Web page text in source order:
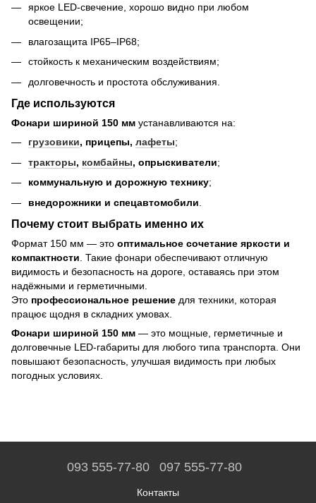
яркое LED-свечение, хорошо видно при любом
освещении;
влагозащита IP65–IP68;
стойкость к механическим воздействиям;
долговечность и простота обслуживания.
Где используются
Фонари шириной 150 мм устанавливаются на:
грузовики, прицепы, лафеты;
тракторы, комбайны, опрыскиватели;
коммунальную и дорожную технику;
внедорожники и спецавтомобили
Почему стоит выбрать именно их
Формат 150 мм — это оптимальное сочетание яркости и
компактности. Такие фонари обеспечивают отличную
видимость и безопасность на дороге, оставаясь при этом
надёжными и герметичными.
Это профессиональное решение для техники, которая
працює щодня в складних умовах.
Фонари шириной 150 мм — это мощные, герметичные и
долговечные LED-габариты для любого типа транспорта. Они
повышают безопасность, улучшая видимость при любых
погодных условиях.
093 555-77-80 097 555-77-80
Контакты